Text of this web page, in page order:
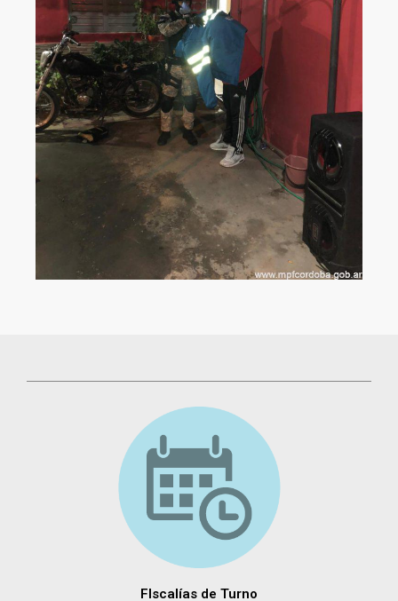
FIscalías de Turno